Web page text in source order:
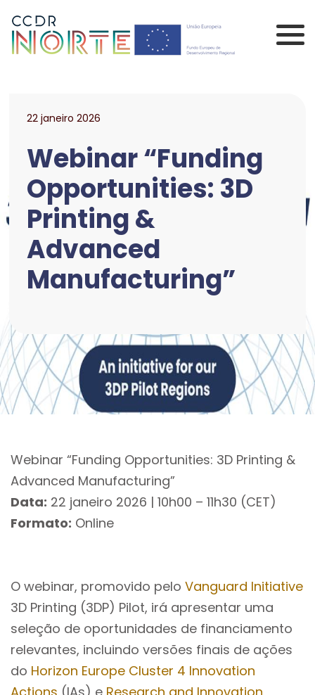
Comissão de
22 janeiro 2026
Webinar “Funding
Opportunities: 3D
Printing &
Advanced
Manufacturing”
Webinar “Funding Opportunities: 3D Printing &
Advanced Manufacturing”
Data: 22 janeiro 2026 | 10h00 – 11h30 (CET)
Formato: Online
O webinar, promovido pelo Vanguard Initiative
3D Printing (3DP) Pilot, irá apresentar uma
seleção de oportunidades de financiamento
relevantes, incluindo versões finais de ações
do Horizon Europe Cluster 4 Innovation